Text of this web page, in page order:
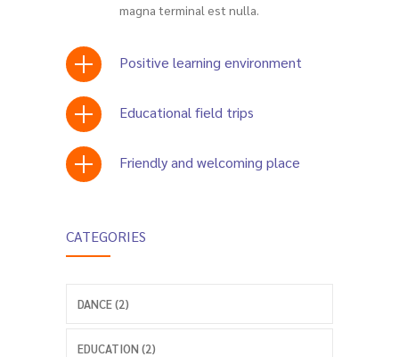
magna terminal est nulla.
Positive learning environment
Educational field trips
Friendly and welcoming place
CATEGORIES
DANCE (2)
EDUCATION (2)